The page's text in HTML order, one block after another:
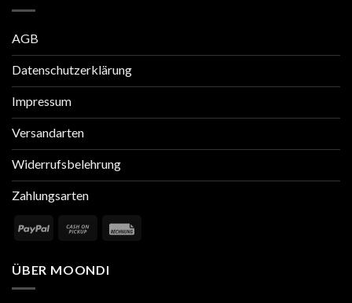
AGB
Datenschutzerklärung
Impressum
Versandarten
Widerrufsbelehrung
Zahlungsarten
ÜBER MOONDI